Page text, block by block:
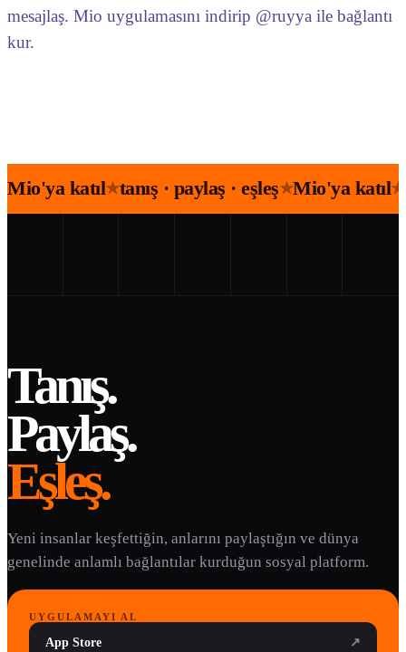
mesajlaş. Mio uygulamasını indirip @ruyya ile bağlantı
kur.
Mio'ya katıl★tanış · paylaş · eşleş★Mio'ya katıl★
Tanış.
Paylaş.
Eşleş.
Yeni insanlar keşfettiğin, anlarını paylaştığın ve dünya
genelinde anlamlı bağlantılar kurduğun sosyal platform.
UYGULAMAYI AL
App Store ↗